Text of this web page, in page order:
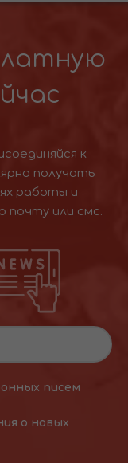
к
получать
работы и
почту или смс.
писем
о новых